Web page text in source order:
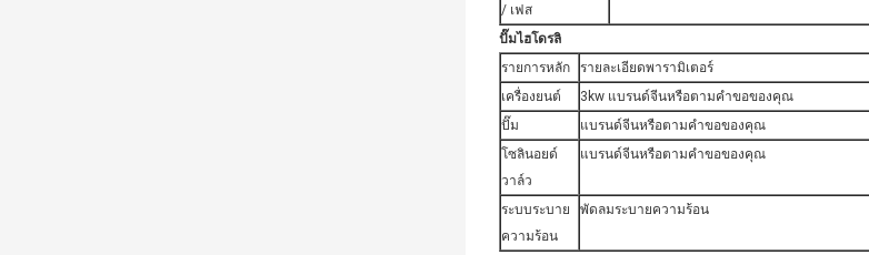
/ เฟส
ปั๊มไฮโดรลิ
รายการหลัก
รายละเอียดพารามิเตอร์
เครื่องยนต์
3kw แบรนด์จีนหรือตามคำขอของคุณ
ปั๊ม
แบรนด์จีนหรือตามคำขอของคุณ
โซลินอยด์
วาล์ว
แบรนด์จีนหรือตามคำขอของคุณ
ระบบระบาย
ความร้อน
พัดลมระบายความร้อน